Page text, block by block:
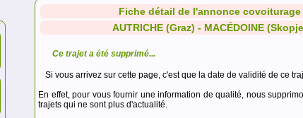
Fiche détail de l'annonce covoiturage
AUTRICHE (Graz) - MACÉDOINE
Ce trajet a été supprimé...
Si vous arrivez sur cette page, c'est que la date de validité de ce
En effet, pour vous fournir une information de qualité, nous
trajets qui ne sont plus d'actualité.